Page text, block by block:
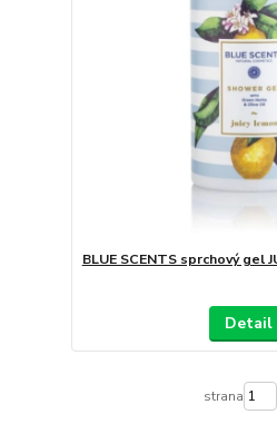
BLUE SCENTS sprchový gel
Detail
strana